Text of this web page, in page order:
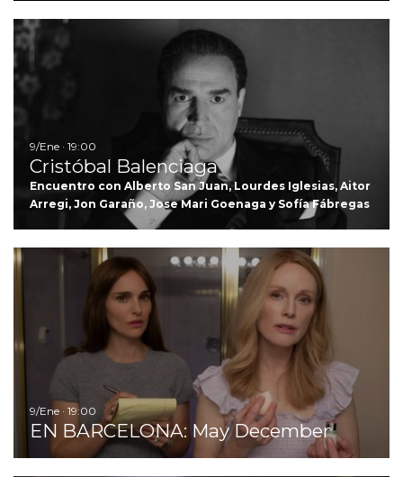
9/Ene · 19:00
Cristóbal Balenciaga
Encuentro con Alberto San Juan, Lourdes Iglesias, Aitor
Arregi, Jon Garaño, Jose Mari Goenaga y Sofía Fábregas
9/Ene · 19:00
EN BARCELONA: May December